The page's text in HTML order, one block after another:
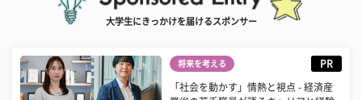
大学生にきっかけを届けるスポンサー
将来を考える PR
「社会を動かす」情熱と視点 - 経済産